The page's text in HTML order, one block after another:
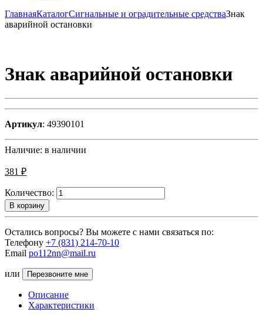
ГлавнаяКаталогСигнальные и оградительные средстваЗнак
аварийной остановки
Знак аварийной остановки
Артикул: 49390101
Наличие: в наличии
381 ₽
Количество:
В корзину
Остались вопросы? Вы можете с нами связаться по:
Телефону +7 (831) 214-70-10
Email po112nn@mail.ru
или Перезвоните мне
Описание
Характеристики